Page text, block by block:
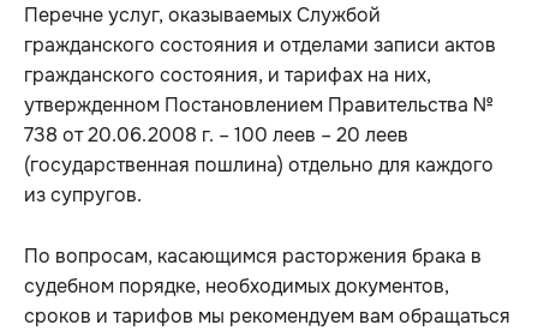
Перечне услуг, оказываемых Службой
гражданского состояния и отделами записи актов
гражданского состояния, и тарифах на них,
утвержденном Постановлением Правительства №
738 от 20.06.2008 г. – 100 леев – 20 леев
(государственная пошлина) отдельно для каждого
из супругов.
По вопросам, касающимся расторжения брака в
судебном порядке, необходимых документов,
сроков и тарифов мы рекомендуем вам обращаться